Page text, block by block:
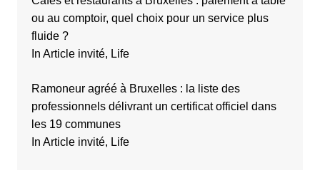
ou au comptoir, quel choix pour un service plus
fluide ?
In Article invité, Life
Ramoneur agréé à Bruxelles : la liste des
professionnels délivrant un certificat officiel dans
les 19 communes
In Article invité, Life